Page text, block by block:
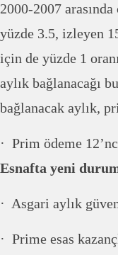
2000-2007
yüzde 3.5, izleyen
için de yüzde 1
aylık bağlanacağı
bağlanacak aylık,
· Prim ödeme
Esnafta yeni
· Asgari aylık
· Prime esas